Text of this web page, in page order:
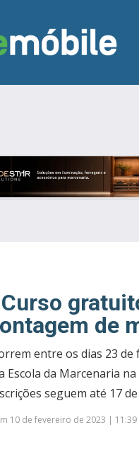
FEIRAS NOTÍCIAS
Curso
de
entre os dias 23 de
Escola da Marcenaria
seguem até 17
10 de fevereiro de 2023 |